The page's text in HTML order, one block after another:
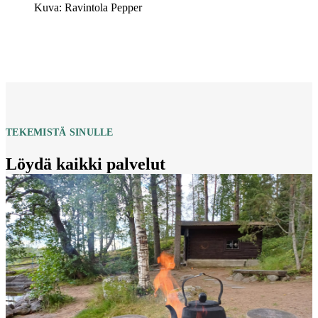
Kuva: Ravintola Pepper
TEKEMISTÄ SINULLE
Löydä kaikki palvelut